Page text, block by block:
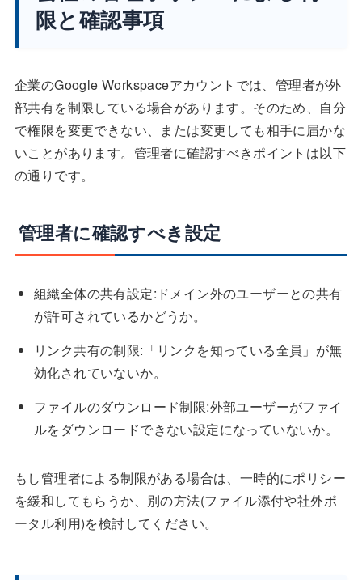
限と確認事項
企業のGoogle Workspaceアカウントでは、管理者が外
部共有を制限している場合があります。そのため、自分
で権限を変更できない、または変更しても相手に届かな
いことがあります。管理者に確認すべきポイントは以下
の通りです。
管理者に確認すべき設定
組織全体の共有設定:ドメイン外のユーザーとの共有
が許可されているかどうか。
リンク共有の制限:「リンクを知っている全員」が無
効化されていないか。
ファイルのダウンロード制限:外部ユーザーがファイ
ルをダウンロードできない設定になっていないか。
もし管理者による制限がある場合は、一時的にポリシー
を緩和してもらうか、別の方法(ファイル添付や社外ポ
ータル利用)を検討してください。